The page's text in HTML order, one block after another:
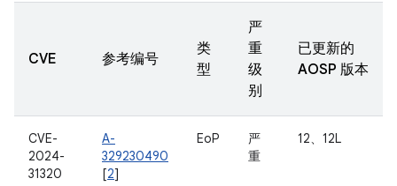
CVE 参考编号
类
型
严
重
级
别
已更新的
AOSP 版本
CVE-
2024-
31320
A-
329230490
[2]
EoP
严
重
12、12L